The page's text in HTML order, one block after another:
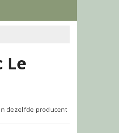
Le
dezelfde producent